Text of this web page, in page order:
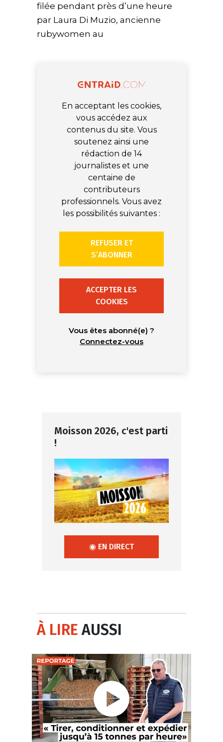
filée pendant près d’une heure
par Laura Di Muzio, ancienne
rubywomen au
En acceptant les cookies,
vous accédez aux
contenus du site. Vous
soutenez ainsi une
rédaction de 14
journalistes et une
centaine de
contributeurs
professionnels. Vous avez
les possibilités suivantes :
REFUSER ET
S’ABONNER
ACCEPTER LES
COOKIES
Vous êtes abonné(e) ?
Connectez-vous
Moisson 2026, c'est parti
!
◉ EN DIRECT
À LIREAUSSI